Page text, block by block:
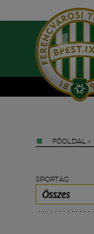
FŐOLDAL »
SPORTÁG
Összes